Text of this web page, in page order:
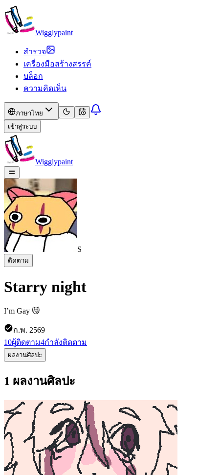
Wigglypaint
สำรวจ
เครื่องมือสร้างสรรค์
บล็อก
ความคิดเห็น
ภาษาไทย
เข้าสู่ระบบ
Wigglypaint
S
ติดตาม
Starry night
I’m Gay 😼
ก.พ. 2569
10ผู้ติดตาม4กำลังติดตาม
ผลงานศิลปะ
1 ผลงานศิลปะ